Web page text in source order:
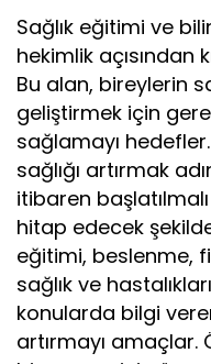
Sağlık eğitimi ve
hekimlik açısından
Bu alan, bireylerin
geliştirmek için
sağlamayı
sağlığı artırmak
itibaren
hitap edecek
eğitimi, beslenme,
sağlık ve
konularda bilgi
artırmayı amaçlar.